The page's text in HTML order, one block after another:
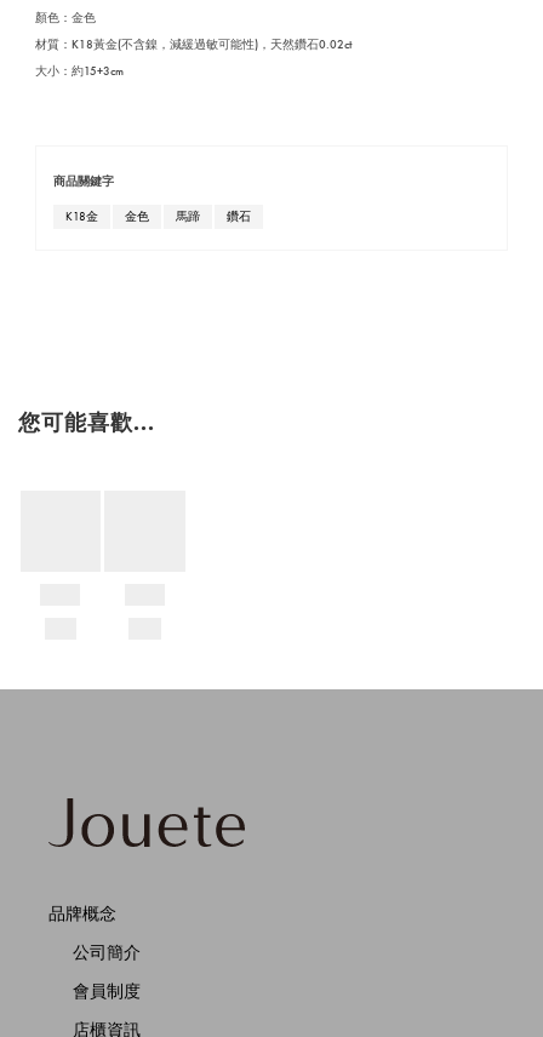
顏色： 金色
材質： K18黃金(不含鎳，減緩過敏可能性)，天然鑽石0.02ct
大小：約15+3cm
商品關鍵字
K18金 金色 馬蹄 鑽石
您可能喜歡...
品牌概念
公司簡介
會員制度
店櫃資訊